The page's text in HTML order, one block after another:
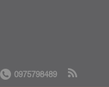
0975798489